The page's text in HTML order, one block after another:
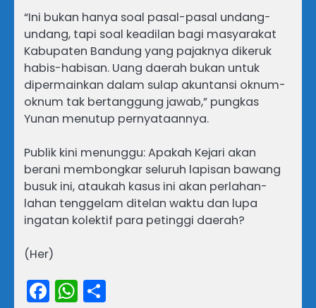
“Ini bukan hanya soal pasal-pasal undang-
undang, tapi soal keadilan bagi masyarakat
Kabupaten Bandung yang pajaknya dikeruk
habis-habisan. Uang daerah bukan untuk
dipermainkan dalam sulap akuntansi oknum-
oknum tak bertanggung jawab,” pungkas
Yunan menutup pernyataannya.
Publik kini menunggu: Apakah Kejari akan
berani membongkar seluruh lapisan bawang
busuk ini, ataukah kasus ini akan perlahan-
lahan tenggelam ditelan waktu dan lupa
ingatan kolektif para petinggi daerah?
(Her)
Facebook
WhatsApp